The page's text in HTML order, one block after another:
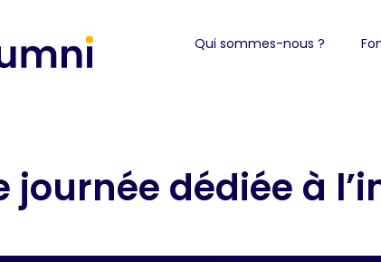
Qui sommes-nous ?
journée dédiée à